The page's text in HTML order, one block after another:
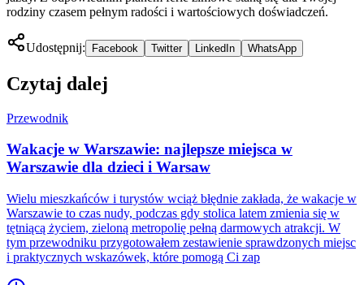
rodziny czasem pełnym radości i wartościowych doświadczeń.
Udostępnij: Facebook Twitter LinkedIn WhatsApp
Czytaj dalej
Przewodnik
Wakacje w Warszawie: najlepsze miejsca w
Warszawie dla dzieci i Warsaw
Wielu mieszkańców i turystów wciąż błędnie zakłada, że wakacje w
Warszawie to czas nudy, podczas gdy stolica latem zmienia się w
tętniącą życiem, zieloną metropolię pełną darmowych atrakcji. W
tym przewodniku przygotowałem zestawienie sprawdzonych miejsc
i praktycznych wskazówek, które pomogą Ci zap